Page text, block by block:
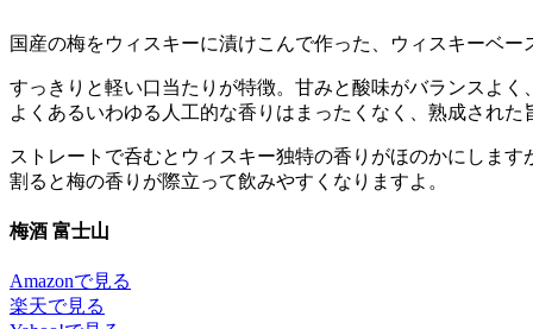
国産の梅をウィスキーに漬けこんで作った、ウィスキーベー
すっきりと軽い口当たりが特徴。甘みと酸味がバランスよ
よくあるいわゆる人工的な香りはまったくなく、熟成された
ストレートで呑むとウィスキー独特の香りがほのかにしま
割ると梅の香りが際立って飲みやすくなりますよ。
梅酒 富士山
Amazonで見る
楽天で見る